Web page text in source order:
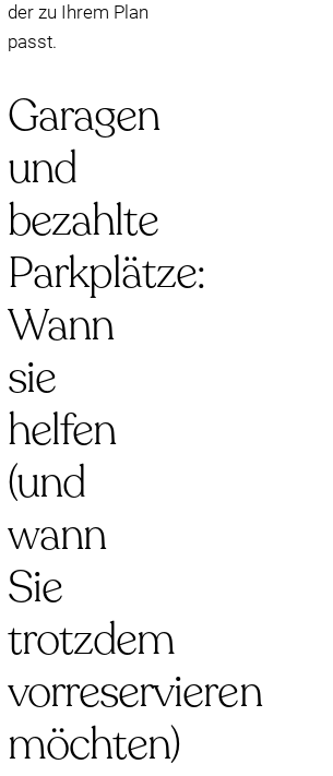
der zu Ihrem Plan
passt.
Garagen
und
bezahlte
Parkplätze:
Wann
sie
helfen
(und
wann
Sie
trotzdem
vorreservieren
möchten)